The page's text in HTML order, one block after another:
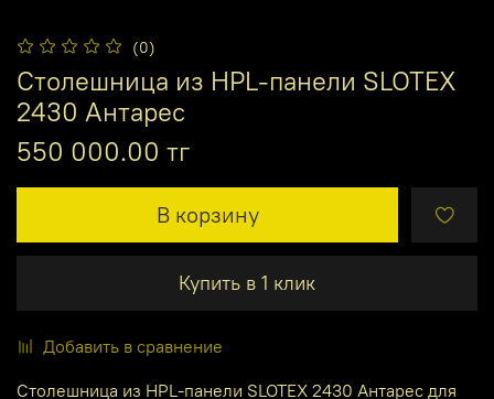
(0)
Столешница из HPL-панели SLOTEX
2430 Антарес
550 000.00 тг
В корзину
Купить в 1 клик
Добавить в сравнение
Столешница из HPL-панели SLOTEX 2430 Антарес для